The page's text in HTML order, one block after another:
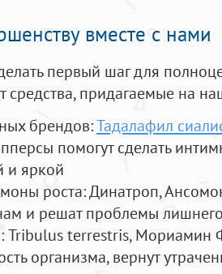
вместе с нами
первый шаг для
средства, придагаемые на
брендов:Тадалафил
помогут сделать
и яркой
роста: Динатроп,
и решат проблемы
Tribulus terrestris, Мориамин
организма, вернут